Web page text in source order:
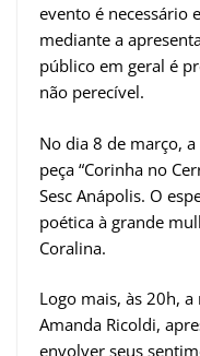
evento é necessário
mediante a
público em geral é
não perecível.
No dia 8 de março,
peça “Corinha no
Sesc Anápolis. O
poética à grande
Coralina.
Logo mais, às 20h,
Amanda Ricoldi,
envolver seus